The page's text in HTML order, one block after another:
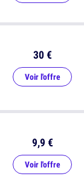
30 €
Voir l'offre
9,9 €
Voir l'offre